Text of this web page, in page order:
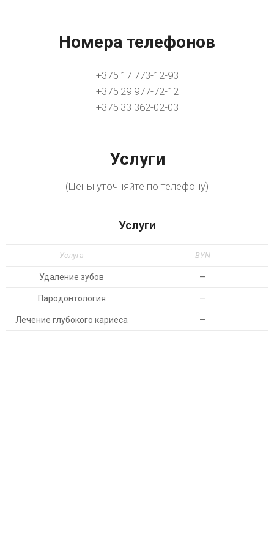
Номера телефонов
+375 17 773-12-93
+375 29 977-72-12
+375 33 362-02-03
Услуги
(Цены уточняйте по телефону)
Услуги
Услуга BYN
Удаление зубов —
Пародонтология —
Лечение глубокого кариеса —